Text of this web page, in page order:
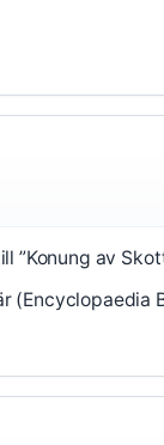
”Konung av
(Encyclopaedia